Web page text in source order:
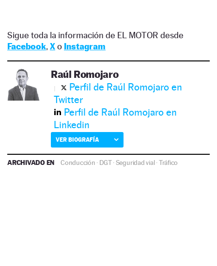
Sigue toda la información de EL MOTOR desde
Facebook, Xo Instagram
Raúl Romojaro
Perfil de Raúl Romojaro en
Twitter
Perfil de Raúl Romojaro en
Linkedin
VER BIOGRAFÍA
ARCHIVADO EN Conducción · DGT·Seguridad vial·Tráfico